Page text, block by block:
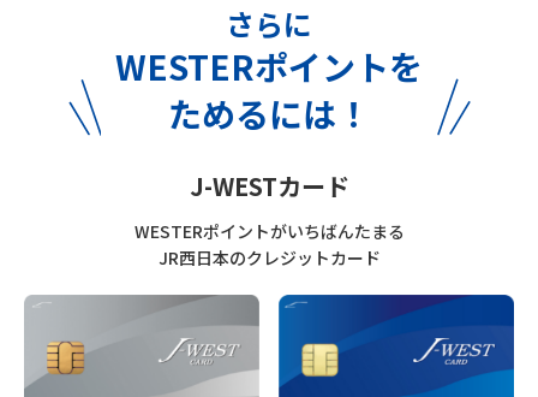
さらに
WESTERポイントを
ためるには！
J-WESTカード
WESTERポイントがいちばんたまる
JR西日本のクレジットカード